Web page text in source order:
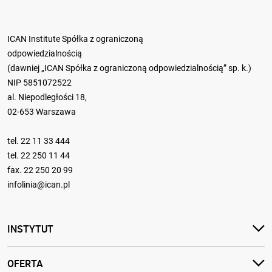
ICAN Institute Spółka z ograniczoną
odpowiedzialnością
(dawniej „ICAN Spółka z ograniczoną odpowiedzialnością” sp. k.)
NIP 5851072522
al. Niepodległości 18,
02-653 Warszawa
tel. 22 11 33 444
tel. 22 250 11 44
fax. 22 250 20 99
infolinia@ican.pl
INSTYTUT
OFERTA